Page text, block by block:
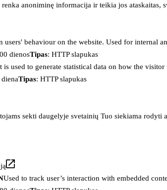
anoniminę informacija ir teikia jos
users' behaviour on the website. Used for internal
dienosTipas: HTTP slapukas
is used to generate statistical data on how the visitor
dienaTipas: HTTP slapukas
sekti daugelyje svetainių Tuo siekiama
Used to track user’s interaction with embedded